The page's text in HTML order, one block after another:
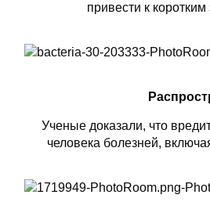
привести к
Ученые доказали, что
человека болезней,